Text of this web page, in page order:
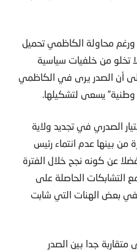
ورغم محاولة الكاظمي تحميل
لا تخلو من خلفيات سياسية
أن الصدر يرى في الكاظمي
وطنية” يسعى لتشكيلها.
الصدري في تجديد ولاية
من بينها عدم انتماء رئيس
عن كونه نجح خلال الفترة
التشابكات الحاصلة على
بعض الهنات التي شابت
جدا بين الصدر